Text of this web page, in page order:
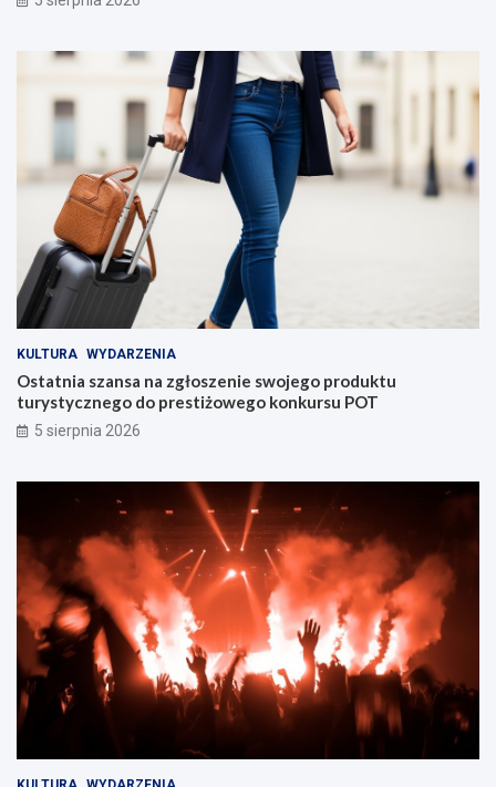
KULTURA WYDARZENIA
Ostatnia szansa na zgłoszenie swojego produktu
turystycznego do prestiżowego konkursu POT
5 sierpnia 2026